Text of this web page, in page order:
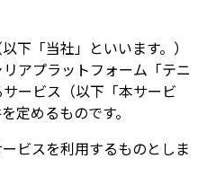
下「当社」といいます。）
アプラットフォーム「テニ
ービス（以下「本サービ
定めるものです。
ビスを利用するものとしま